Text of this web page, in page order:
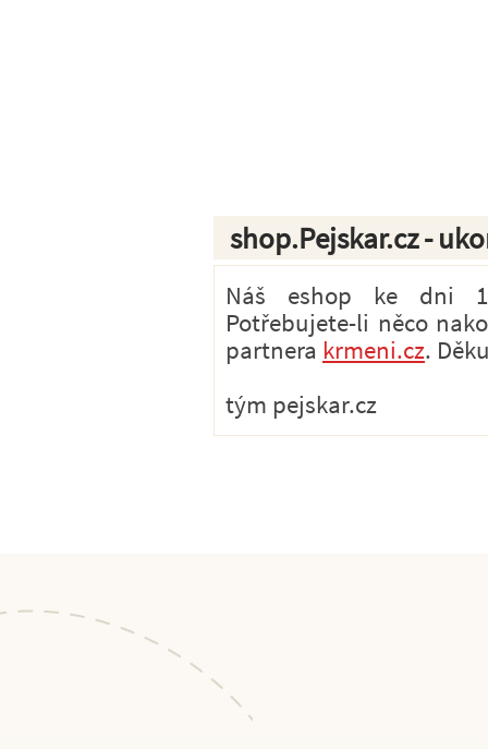
shop.Pejskar.cz -
Náš eshop ke dni
Potřebujete-li něco
partnera krmeni.cz.
tým pejskar.cz